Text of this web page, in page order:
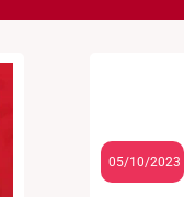
05/10/2023